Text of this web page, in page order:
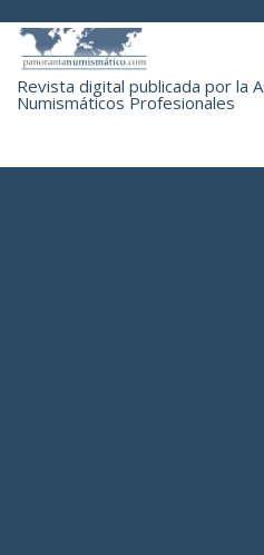
Revista digital publicada por la
Numismáticos Profesionales